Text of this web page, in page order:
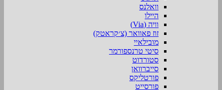
וואלנס
היילו
וויה (Via)
זוז פאוואר (צ׳קראטק)
מובילאיי
סיטי טרנספורמר
סטורדוט
סייברוואן
פורטליקס
פורסייט